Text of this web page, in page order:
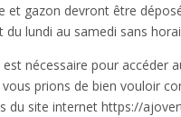
et gazon devront être
du lundi au samedi sans
nécessaire pour accéder
prions de bien vouloir
du site internet https://